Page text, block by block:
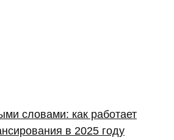
словами: как работает
в 2025 году